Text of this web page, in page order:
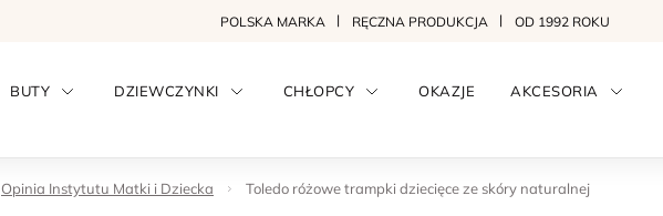
POLSKA MARKA RĘCZNA PRODUKCJA OD 1992 ROKU
BUTY DZIEWCZYNKI CHŁOPCY OKAZJE AKCESORIA
Opinia Instytutu Matki i Dziecka Toledo różowe trampki dziecięce ze skóry naturalnej